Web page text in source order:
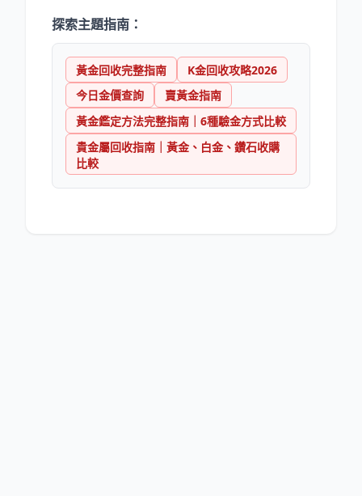
探索主題指南：
黃金回收完整指南
K金回收攻略2026
今日金價查詢
賣黃金指南
黃金鑑定方法完整指南｜6種驗金方式比較
貴金屬回收指南｜黃金、白金、鑽石收購
比較